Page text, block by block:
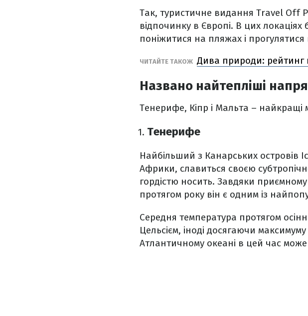
Так, туристичне видання Travel Off
відпочинку в Європі. В цих
поніжитися на пляжах і прогулятися
ЧИТАЙТЕ ТАКОЖ Дива природи: рейтинг
Названо найтепліші
Тенерифе, Кіпр і Мальта – найкращі
Тенерифе
Найбільший з Канарських островів
Африки, славиться своєю
гордістю носить. Завдяки
протягом року він є одним із
Середня температура протягом
Цельсієм, іноді досягаючи
Атлантичному океані в цей час